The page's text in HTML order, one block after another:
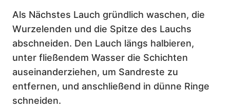
Als Nächstes Lauch gründlich waschen, die
Wurzelenden und die Spitze des Lauchs
abschneiden. Den Lauch längs halbieren,
unter fließendem Wasser die Schichten
auseinanderziehen, um Sandreste zu
entfernen, und anschließend in dünne Ringe
schneiden.